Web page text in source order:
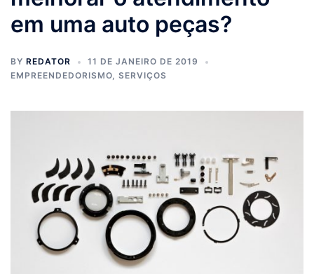
em uma auto peças?
BY REDATOR
11 DE JANEIRO DE 2019
EMPREENDEDORISMO, SERVIÇOS